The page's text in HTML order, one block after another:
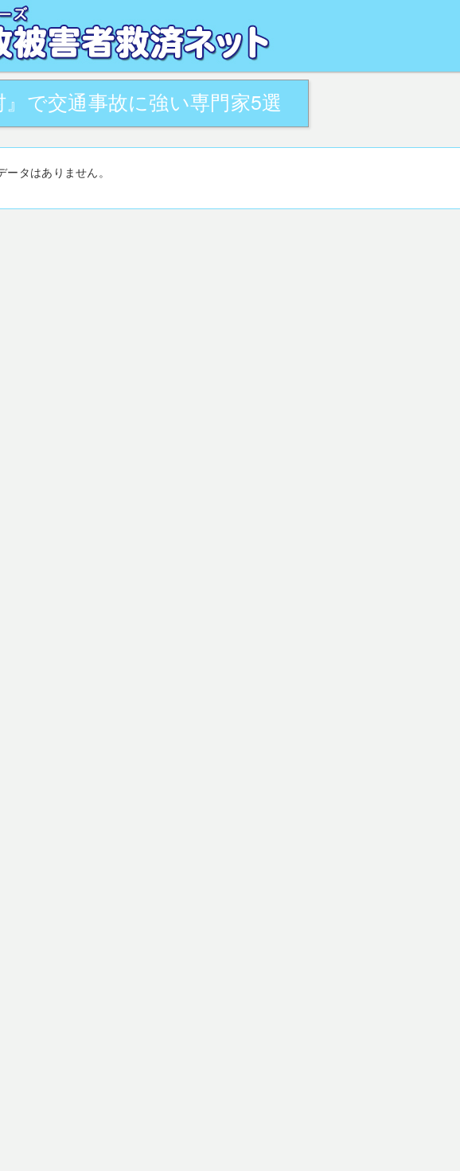
事故対策に関するお悩みを、地域の専門家が解決致します。全国の交通事故被害者相談窓口・活用ポ
の街の専門家がサポート致します。
で交通事故に強い専門家5選
タはありません。